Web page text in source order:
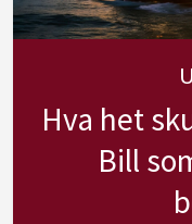
Hva het
Bill